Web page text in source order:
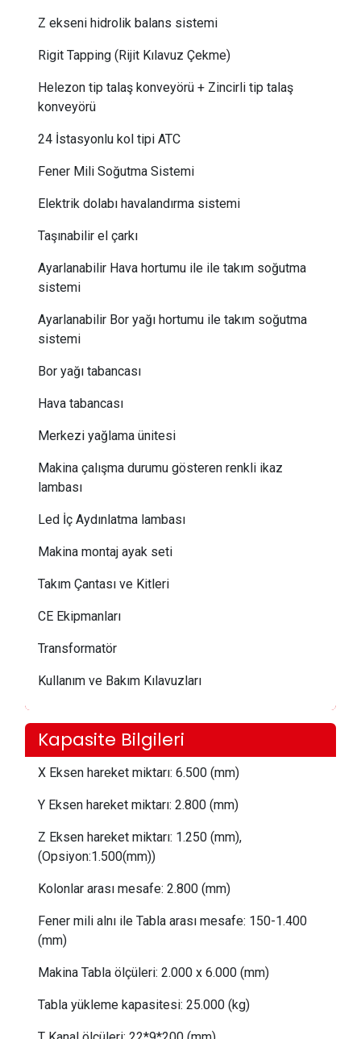
Z ekseni hidrolik balans sistemi
Rigit Tapping (Rijit Kılavuz Çekme)
Helezon tip talaş konveyörü + Zincirli tip talaş
konveyörü
24 İstasyonlu kol tipi ATC
Fener Mili Soğutma Sistemi
Elektrik dolabı havalandırma sistemi
Taşınabilir el çarkı
Ayarlanabilir Hava hortumu ile ile takım soğutma
sistemi
Ayarlanabilir Bor yağı hortumu ile takım soğutma
sistemi
Bor yağı tabancası
Hava tabancası
Merkezi yağlama ünitesi
Makina çalışma durumu gösteren renkli ikaz
lambası
Led İç Aydınlatma lambası
Makina montaj ayak seti
Takım Çantası ve Kitleri
CE Ekipmanları
Transformatör
Kullanım ve Bakım Kılavuzları
Kapasite Bilgileri
X Eksen hareket miktarı: 6.500 (mm)
Y Eksen hareket miktarı: 2.800 (mm)
Z Eksen hareket miktarı: 1.250 (mm),
(Opsiyon:1.500(mm))
Kolonlar arası mesafe: 2.800 (mm)
Fener mili alnı ile Tabla arası mesafe: 150-1.400
(mm)
Makina Tabla ölçüleri: 2.000 x 6.000 (mm)
Tabla yükleme kapasitesi: 25.000 (kg)